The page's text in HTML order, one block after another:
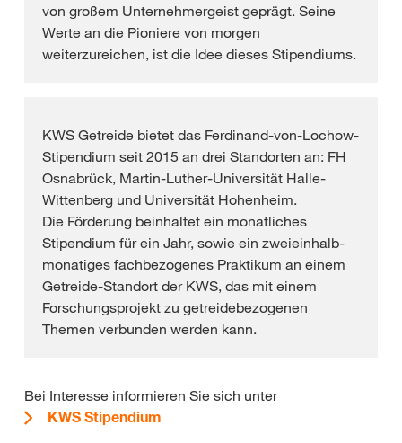
von großem Unternehmergeist geprägt. Seine
Werte an die Pioniere von morgen
weiterzureichen, ist die Idee dieses Stipendiums.
KWS Getreide bietet das Ferdinand-von-Lochow-
Stipendium seit 2015 an drei Standorten an: FH
Osnabrück, Martin-Luther-Universität Halle-
Wittenberg und Universität Hohenheim.
Die Förderung beinhaltet ein monatliches
Stipendium für ein Jahr, sowie ein zweieinhalb-
monatiges fachbezogenes Praktikum an einem
Getreide-Standort der KWS, das mit einem
Forschungsprojekt zu getreidebezogenen
Themen verbunden werden kann.
Bei Interesse informieren Sie sich unter
KWS Stipendium